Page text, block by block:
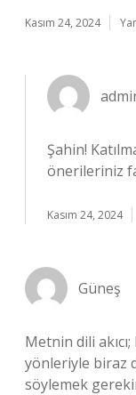
Kasım 24, 2024
Şahin!
önerileriniz
Kasım 24, 2024
Güneş
Metnin dili
yönleriyle biraz
söylemek